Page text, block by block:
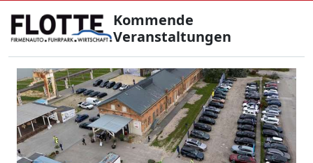
Kommende
Veranstaltungen